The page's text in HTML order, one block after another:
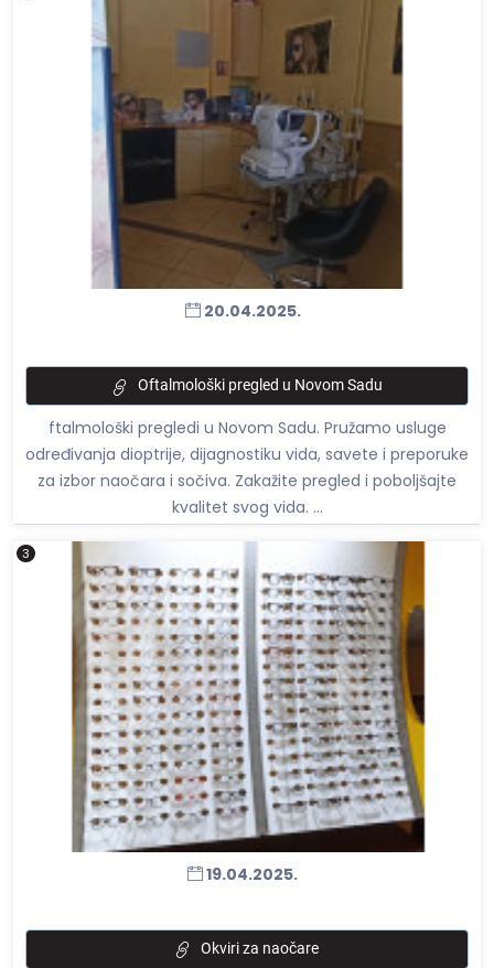
20.04.2025.
Oftalmološki pregled u Novom Sadu
ftalmološki pregledi u Novom Sadu. Pružamo usluge
određivanja dioptrije, dijagnostiku vida, savete i preporuke
za izbor naočara i sočiva. Zakažite pregled i poboljšajte
kvalitet svog vida. ...
3
19.04.2025.
Okviri za naočare